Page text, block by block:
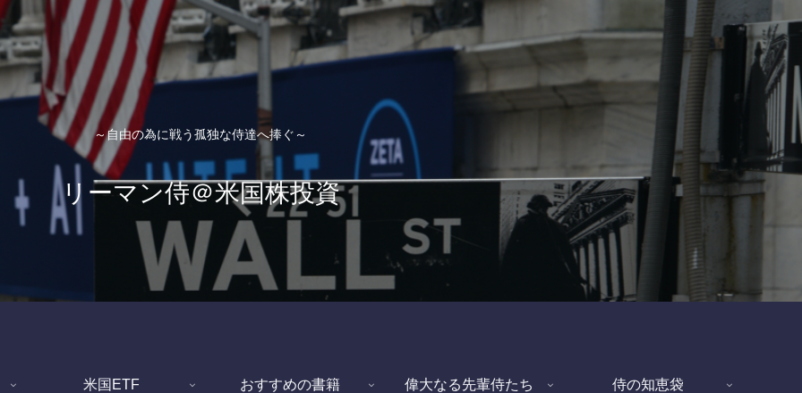
～自由の為に戦う孤独な侍達へ捧ぐ～
リーマン侍＠米国株投資
米国ETF おすすめの書籍 偉大なる先輩侍たち 侍の知恵袋